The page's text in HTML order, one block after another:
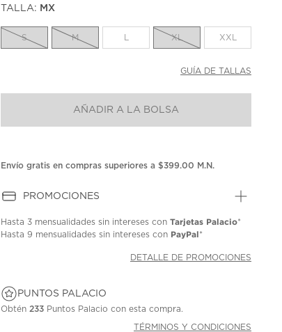
la
misma
TALLA: MX
S M XL XXL
GUÍA DE TALLAS
AÑADIR A LA BOLSA
Envío gratis en compras superiores a $399.00 M.N.
PROMOCIONES
Hasta 3 mensualidades sin intereses conTarjetas Palacio*
Hasta9 mensualidades sin intereses con PayPal*
DETALLE DE PROMOCIONES
PUNTOS PALACIO
Obtén 233 Puntos Palacio con esta compra.
TÉRMINOS Y CONDICIONES